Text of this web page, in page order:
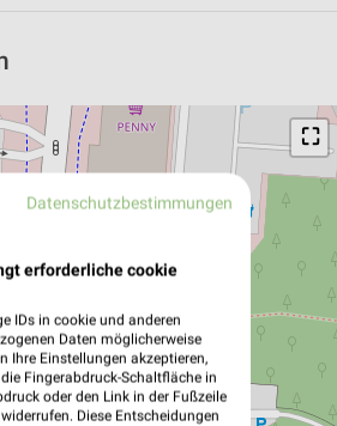
⛶
Datenschutzbestimmungen
erforderliche cookie
IDs in cookie und anderen
Daten möglicherweise
Ihre Einstellungen akzeptieren,
Fingerabdruck-Schaltfläche in
oder den Link in der Fußzeile
Diese Entscheidungen